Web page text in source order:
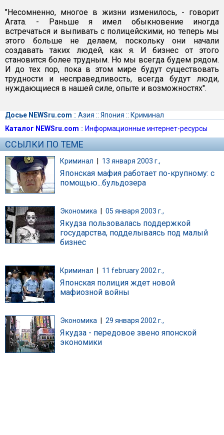
"Несомненно, многое в жизни изменилось, - говорит
Агата. - Раньше я имел обыкновение иногда
встречаться и выпивать с полицейскими, но теперь мы
этого больше не делаем, поскольку они начали
создавать таких людей, как я. И бизнес от этого
становится более трудным. Но мы всегда будем рядом.
И до тех пор, пока в этом мире будут существовать
трудности и несправедливость, всегда будут люди,
нуждающиеся в нашей силе, опыте и возможностях".
Досье NEWSru.com :: Азия :: Япония :: Криминал
Каталог NEWSru.com :: Информационные интернет-ресурсы
ССЫЛКИ ПО ТЕМЕ
Криминал | 13 января 2003 г.,
Японская мафия работает по-крупному: с
помощью...бульдозера
Экономика 05 января 2003 г.,
Якудза пользовалась поддержкой
государства, подделываясь под малый
бизнес
Криминал 11 february 2002 г.,
Японская полиция ждет новой
мафиозной войны
Экономика 29 января 2002 г.,
Якудза - передовое звено японской
экономики